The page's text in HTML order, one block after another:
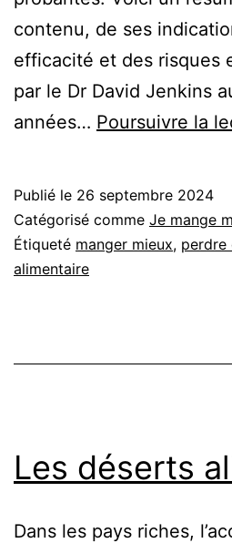
contenu, de ses
efficacité et des risques
par le Dr David Jenkins
années… Poursuivre la
Publié le 26 septembre 2024
Catégorisé comme Je mange
Étiqueté manger mieux, perdre
alimentaire
Les déserts
Dans les pays riches,